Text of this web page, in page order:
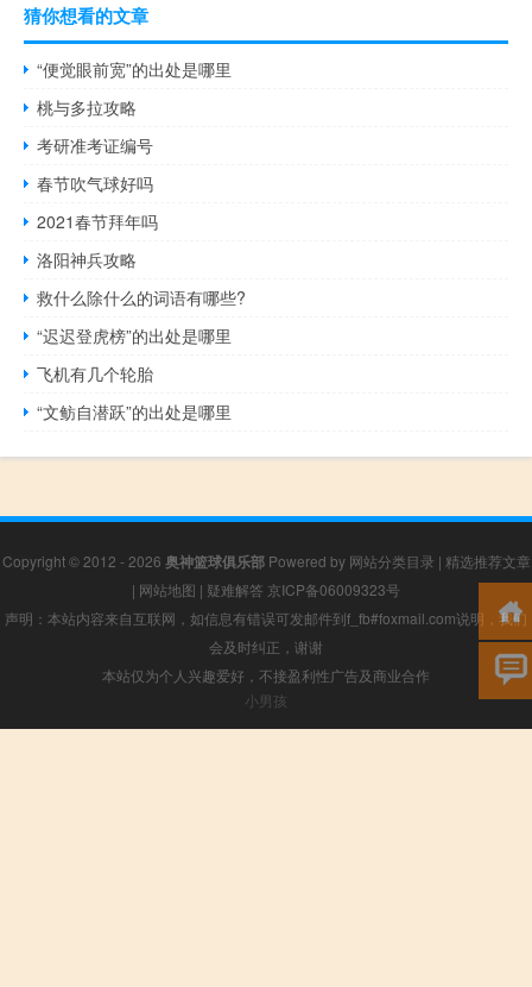
猜你想看的文章
“便觉眼前宽”的出处是哪里
桃与多拉攻略
考研准考证编号
春节吹气球好吗
2021春节拜年吗
洛阳神兵攻略
救什么除什么的词语有哪些?
“迟迟登虎榜”的出处是哪里
飞机有几个轮胎
“文鲂自潜跃”的出处是哪里
Copyright © 2012 - 2026 奥神篮球俱乐部Powered by 网站分类目录 | 精选推荐文章
| 网站地图 | 疑难解答 京ICP备06009323号
声明：本站内容来自互联网，如信息有错误可发邮件到f_fb#foxmail.com说明，我们
会及时纠正，谢谢
本站仅为个人兴趣爱好，不接盈利性广告及商业合作
小男孩